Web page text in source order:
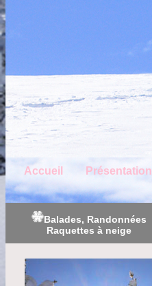
Accueil Présentation
Balades, Randonnées
Raquettes à neige